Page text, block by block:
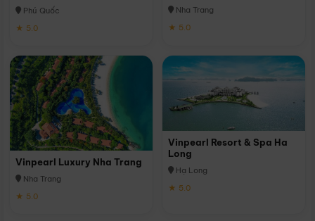
Phú Quốc
★ 5.0
Nha Trang
★ 5.0
Vinpearl Luxury Nha Trang
Nha Trang
★ 5.0
Vinpearl Resort & Spa Ha
Long
Hạ Long
★ 5.0